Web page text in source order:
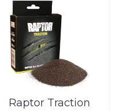
Raptor Traction